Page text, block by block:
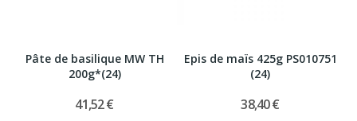
Pâte de basilique MW TH
200g*(24)
41,52 €
Epis de maïs 425g PS010751
(24)
38,40 €